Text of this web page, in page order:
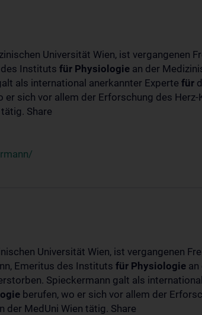
Universität Wien, ist vergangenen
Instituts für Physiologie an der
als international anerkannter Experte für
er sich vor allem der Erforschung des
Share
Universität Wien, ist vergangenen
Emeritus des Instituts für Physiologie an
Spieckermann galt als
berufen, wo er sich vor allem der
der MedUni Wien tätig. Share